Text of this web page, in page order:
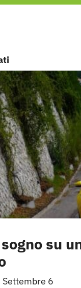
su
Settembre 6